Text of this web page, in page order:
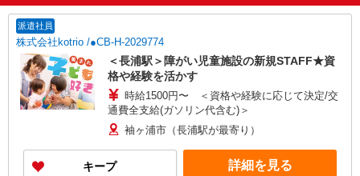
掲載期間終了
派遣社員
株式会社kotrio /●CB-H-2029774
＜長浦駅＞障がい児童施設の新規STAFF★資
格や経験を活かす
時給1500円〜 ＜資格や経験に応じて決定/交
通費全支給(ガソリン代含む)＞
袖ヶ浦市（長浦駅が最寄り）
キープ 詳細を見る